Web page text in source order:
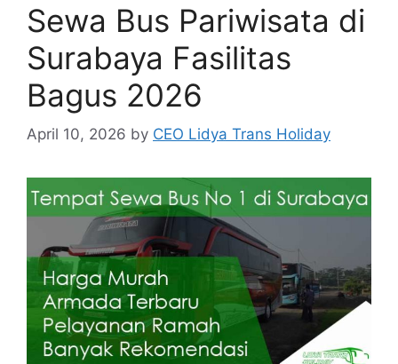
Sewa Bus Pariwisata di
Surabaya Fasilitas
Bagus 2026
April 10, 2026 by CEO Lidya Trans Holiday